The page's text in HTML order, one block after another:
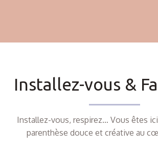
Installez-vous &
Installez-vous, respirez… Vous êtes
parenthèse douce et créative au